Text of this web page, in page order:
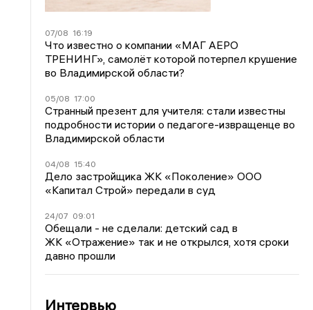
07/08 16:19
Что известно о компании «МАГ АЕРО
ТРЕНИНГ», самолёт которой потерпел крушение
во Владимирской области?
05/08 17:00
Странный презент для учителя: стали известны
подробности истории о педагоге-извращенце во
Владимирской области
04/08 15:40
Дело застройщика ЖК «Поколение» ООО
«Капитал Строй» передали в суд
24/07 09:01
Обещали - не сделали: детский сад в
ЖК «Отражение» так и не открылся, хотя сроки
давно прошли
Интервью